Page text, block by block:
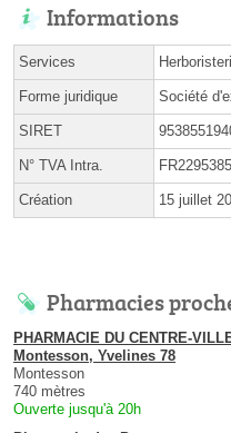
Informations
Services
Forme juridique Société
SIRET
N° TVA Intra.
Création 15 juillet
Pharmacies
PHARMACIE DU CENTRE-
Montesson, Yvelines 78
Montesson
740 mètres
Ouverte jusqu'à 20h